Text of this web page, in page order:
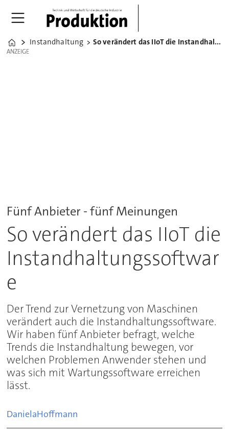
Home
Instandhaltung So verändert das IIoT die Instandhaltungssoftware
ANZEIGE
ANZEIGE
Fünf Anbieter - fünf Meinungen
So verändert das IIoT die
Instandhaltungssoftwar
e
Der Trend zur Vernetzung von Maschinen
verändert auch die Instandhaltungssoftware.
Wir haben fünf Anbieter befragt, welche
Trends die Instandhaltung bewegen, vor
welchen Problemen Anwender stehen und
was sich mit Wartungssoftware erreichen
lässt.
DanielaHoffmann